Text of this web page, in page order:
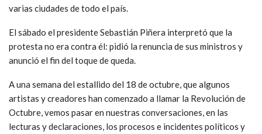
varias ciudades de todo el país.
El sábado el presidente Sebastián Piñera interpretó que la
protesta no era contra él: pidió la renuncia de sus ministros y
anunció el fin del toque de queda.
A una semana del estallido del 18 de octubre, que algunos
artistas y creadores han comenzado a llamar la Revolución de
Octubre, vemos pasar en nuestras conversaciones, en las
lecturas y declaraciones, los procesos e incidentes políticos y